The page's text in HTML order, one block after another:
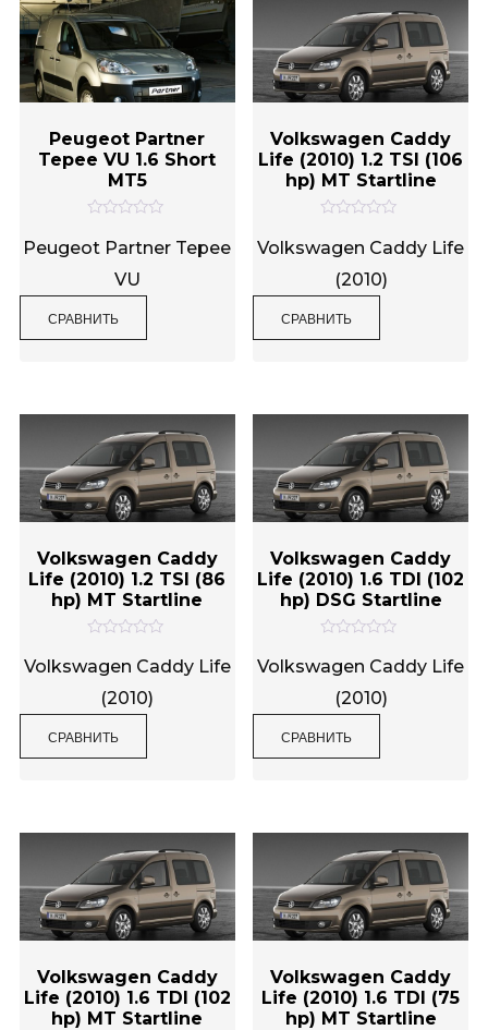
Peugeot Partner
Tepee VU 1.6 Short
MT5
ц
е
а
0
и
з
Peugeot Partner Tepee
VU
СРАВНИТЬ
Volkswagen Caddy
Life (2010) 1.2 TSI (106
hp) MT Startline
ц
е
а
0
и
з
Volkswagen Caddy Life
(2010)
СРАВНИТЬ
Volkswagen Caddy
Life (2010) 1.2 TSI (86
hp) MT Startline
ц
е
а
0
и
з
Volkswagen Caddy Life
(2010)
СРАВНИТЬ
Volkswagen Caddy
Life (2010) 1.6 TDI (102
hp) DSG Startline
ц
е
а
0
и
з
Volkswagen Caddy Life
(2010)
СРАВНИТЬ
Volkswagen Caddy
Life (2010) 1.6 TDI (102
hp) MT Startline
Volkswagen Caddy
Life (2010) 1.6 TDI (75
hp) MT Startline